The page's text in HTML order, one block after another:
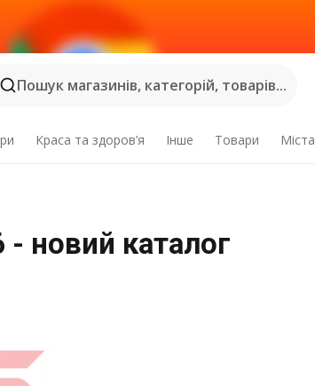
Пошук магазинів, категорій, товарів...
Краса та здоров’я Інше Товари Міста
- новий каталог